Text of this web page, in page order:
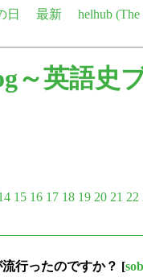
日 最新
helhub
～英語史
15 16 17 18 19 20 21 22
行ったのですか？ [